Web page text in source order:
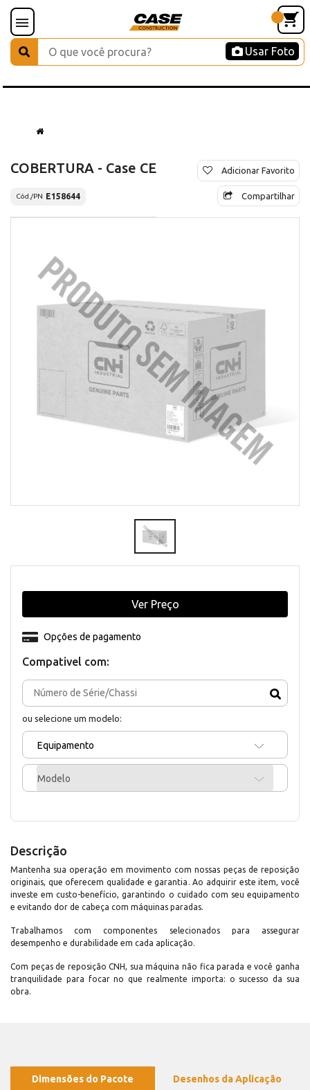
Usar Foto
COBERTURA - Case CE
Cód./PN E158644
Adicionar Favorito
Compartilhar
Compativel com:
ou selecione um modelo:
Equipamento
Modelo
Opções de pagamento
Ver Preço
Descrição
Mantenha sua operação em movimento com nossas peças de reposição
originais, que oferecem qualidade e garantia. Ao adquirir este item, você
investe em custo-benefício, garantindo o cuidado com seu equipamento
e evitando dor de cabeça com máquinas paradas.
Trabalhamos com componentes selecionados para assegurar
desempenho e durabilidade em cada aplicação.
Com peças de reposição CNH, sua máquina não fica parada e você ganha
tranquilidade para focar no que realmente importa: o sucesso da sua
obra.
Dimensões do Pacote Desenhos da Aplicação